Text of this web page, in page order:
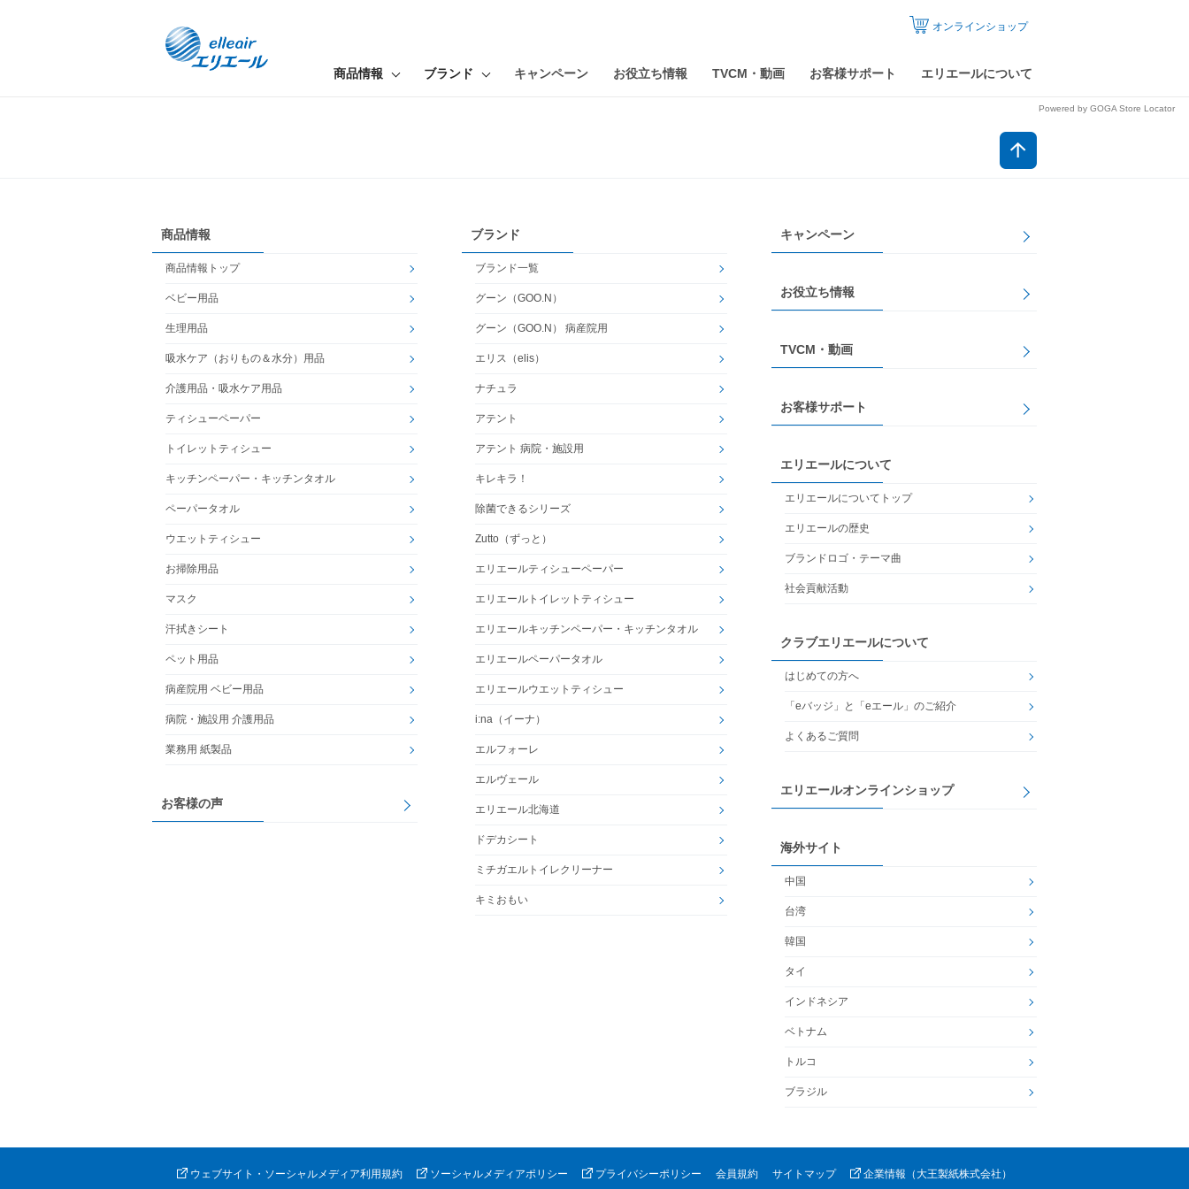
商品情報 ブランド キャンペーン お役立ち情報 TVCM・動画 お客様サポート エリエールについて
オンラインショップ
Powered by GOGA Store Locator
商品情報
商品情報トップ
ベビー用品
生理用品
吸水ケア（おりもの＆水分）用品
介護用品・吸水ケア用品
ティシューペーパー
トイレットティシュー
キッチンペーパー・キッチンタオル
ペーパータオル
ウエットティシュー
お掃除用品
マスク
汗拭きシート
ペット用品
病産院用 ベビー用品
病院・施設用 介護用品
業務用 紙製品
お客様の声
ブランド
ブランド一覧
グーン（GOO.N）
グーン（GOO.N） 病産院用
エリス（elis）
ナチュラ
アテント
アテント 病院・施設用
キレキラ！
除菌できるシリーズ
Zutto（ずっと）
エリエールティシューペーパー
エリエールトイレットティシュー
エリエールキッチンペーパー・キッチンタオル
エリエールペーパータオル
エリエールウエットティシュー
i:na（イーナ）
エルフォーレ
エルヴェール
エリエール北海道
ドデカシート
ミチガエルトイレクリーナー
キミおもい
キャンペーン
お役立ち情報
TVCM・動画
お客様サポート
エリエールについて
エリエールについてトップ
エリエールの歴史
ブランドロゴ・テーマ曲
社会貢献活動
クラブエリエールについて
はじめての方へ
「eバッジ」と「eエール」のご紹介
よくあるご質問
エリエールオンラインショップ
海外サイト
中国
台湾
韓国
タイ
インドネシア
ベトナム
トルコ
ブラジル
ウェブサイト・ソーシャルメディア利用規約 ソーシャルメディアポリシー プライバシーポリシー 会員規約 サイトマップ 企業情報（大王製紙株式会社）